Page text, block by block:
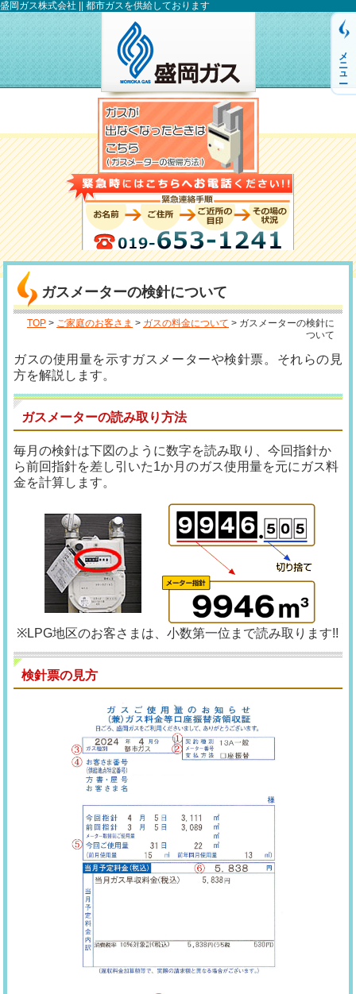
盛岡ガス株式会社 || 都市ガスを供給しております
メニュー
ガスメーターの検針について
TOP > ご家庭のお客さま > ガスの料金について > ガスメーターの検針に
ついて
ガスの使用量を示すガスメーターや検針票。それらの見
方を解説します。
ガスメーターの読み取り方法
毎月の検針は下図のように数字を読み取り、今回指針か
ら前回指針を差し引いた1か月のガス使用量を元にガス料
金を計算します。
※LPG地区のお客さまは、小数第一位まで読み取ります!!
検針票の見方